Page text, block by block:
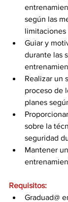
según las
limitaciones
Guiar y
durante las
Realizar un
proceso de
planes
sobre la
seguridad
Mantener
Requisitos:
Graduad@